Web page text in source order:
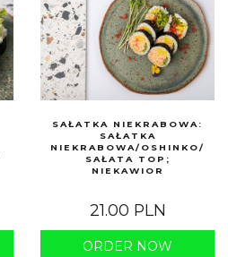
SAŁATKA NIEKRABOWA:
SAŁATKA
NIEKRABOWA/OSHINKO/
SAŁATA TOP;
NIEKAWIOR
21.00 PLN
ORDER NOW